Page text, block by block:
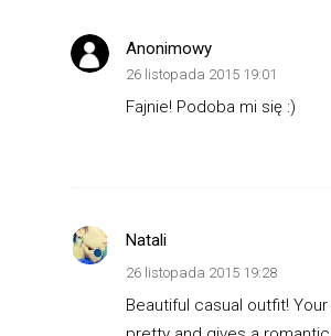
Anonimowy
26 listopada 2015 19:01
Fajnie! Podoba mi się :)
Natali
26 listopada 2015 19:28
Beautiful casual outfit!